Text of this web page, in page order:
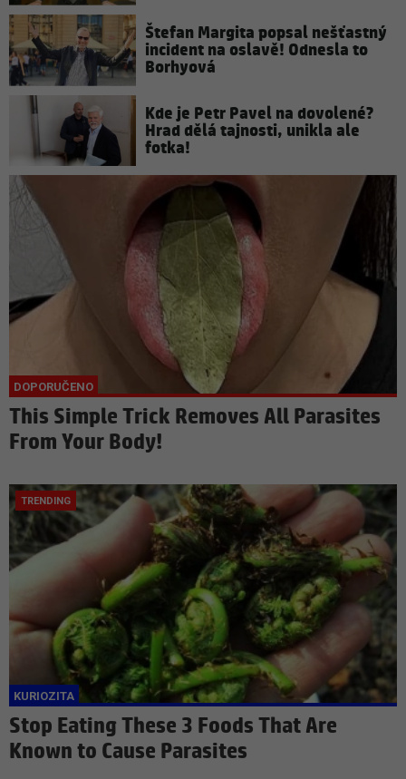
Štefan Margita popsal nešťastný
incident na oslavě! Odnesla to
Borhyová
Kde je Petr Pavel na dovolené?
Hrad dělá tajnosti, unikla ale
fotka!
This Simple Trick Removes All Parasites
From Your Body!
Stop Eating These 3 Foods That Are
Known to Cause Parasites